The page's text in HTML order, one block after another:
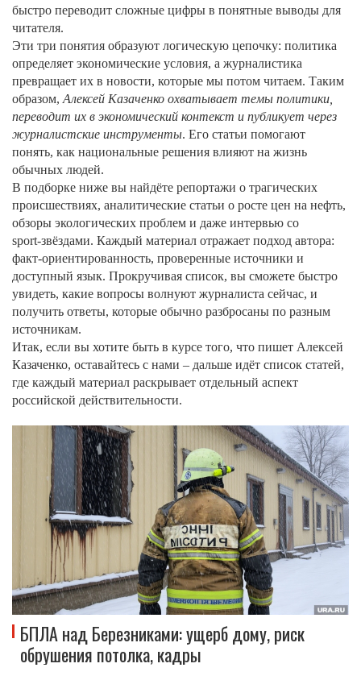
быстро переводит сложные цифры в понятные выводы для
читателя.
Эти три понятия образуют логическую цепочку: политика
определяет экономические условия, а журналистика
превращает их в новости, которые мы потом читаем. Таким
образом, Алексей Казаченко охватывает темы политики,
переводит их в экономический контекст и публикует через
журналистские инструменты. Его статьи помогают
понять, как национальные решения влияют на жизнь
обычных людей.
В подборке ниже вы найдёте репортажи о трагических
происшествиях, аналитические статьи о росте цен на нефть,
обзоры экологических проблем и даже интервью со
sport‑звёздами. Каждый материал отражает подход автора:
факт‑ориентированность, проверенные источники и
доступный язык. Прокручивая список, вы сможете быстро
увидеть, какие вопросы волнуют журналиста сейчас, и
получить ответы, которые обычно разбросаны по разным
источникам.
Итак, если вы хотите быть в курсе того, что пишет Алексей
Казаченко, оставайтесь с нами – дальше идёт список статей,
где каждый материал раскрывает отдельный аспект
российской действительности.
БПЛА над Березниками: ущерб дому, риск
обрушения потолка, кадры